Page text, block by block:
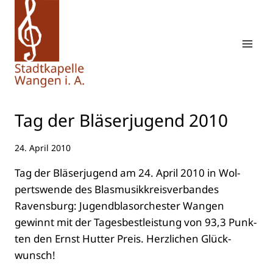
Inhalt
springen
Tag der Blä­ser­ju­gend 2010
24. April 2010
Tag der Blä­ser­ju­gend am 24. April 2010 in Wol­
perts­wen­de des Blas­mu­sik­kreis­ver­ban­des
Ravens­burg: Jugend­blas­or­ches­ter Wan­gen
gewinnt mit der Tages­best­leis­tung von 93,3 Punk­
ten den Ernst Hut­ter Preis. Herz­li­chen Glück­
wunsch!